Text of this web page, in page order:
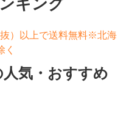
キング
）以上で送料無料※北海
く
気・おすすめ